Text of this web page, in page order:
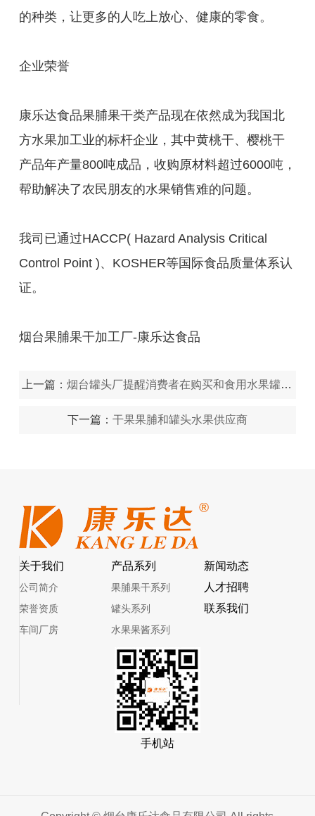
的种类，让更多的人吃上放心、健康的零食。
企业荣誉
康乐达食品果脯果干类产品现在依然成为我国北
方水果加工业的标杆企业，其中黄桃干、樱桃干
产品年产量800吨成品，收购原材料超过6000吨，
帮助解决了农民朋友的水果销售难的问题。
我司已通过HACCP( Hazard Analysis Critical
Control Point )、KOSHER等国际食品质量体系认
证。
烟台果脯果干加工厂-康乐达食品
上一篇： 烟台罐头厂提醒消费者在购买和食用水果罐头要注意什么
下一篇： 干果果脯和罐头水果供应商
关于我们
公司简介
荣誉资质
车间厂房
产品系列
果脯果干系列
罐头系列
水果果酱系列
新闻动态
人才招聘
联系我们
手机站